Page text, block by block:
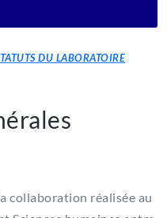
DU LABORATOIRE
collaboration réalisée au